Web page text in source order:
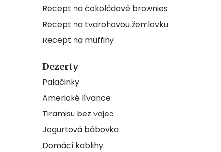
Recept na čokoládové brownies
Recept na tvarohovou žemlovku
Recept na muffiny
Dezerty
Palačinky
Americké lívance
Tiramisu bez vajec
Jogurtová bábovka
Domácí koblihy